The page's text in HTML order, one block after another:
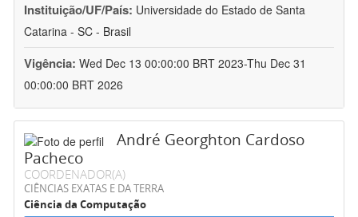
Instituição/UF/País: Universidade do Estado de Santa
Catarina - SC - Brasil
Vigência: Wed Dec 13 00:00:00 BRT 2023-Thu Dec 31
00:00:00 BRT 2026
André Georghton Cardoso
Pacheco
COORDENADOR(A)
CIÊNCIAS EXATAS E DA TERRA
Ciência da Computação